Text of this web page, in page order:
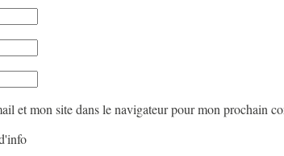
et mon site dans le navigateur pour mon prochain